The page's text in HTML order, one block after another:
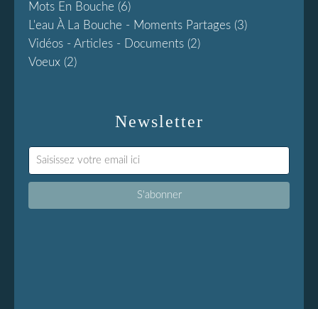
Newsletter
Mots En Bouche (6)
L'eau À La Bouche - Moments Partages (3)
Vidéos - Articles - Documents (2)
Voeux (2)